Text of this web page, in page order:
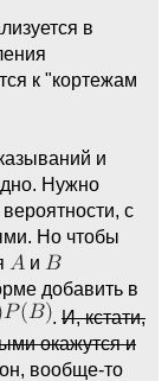
в
к "кортежам
и
Нужно
с
Но чтобы
и
добавить в
. И, кстати,
окажутся и
вообще-то